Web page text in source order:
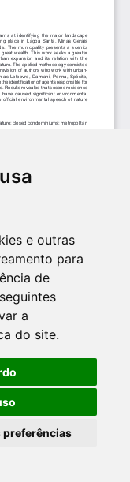
e outras
para
de
a
do site.
preferências